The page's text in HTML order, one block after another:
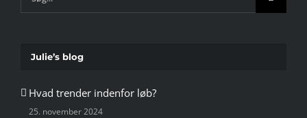
efter:
Julie’s blog
Hvad trender indenfor løb?
25. november 2024